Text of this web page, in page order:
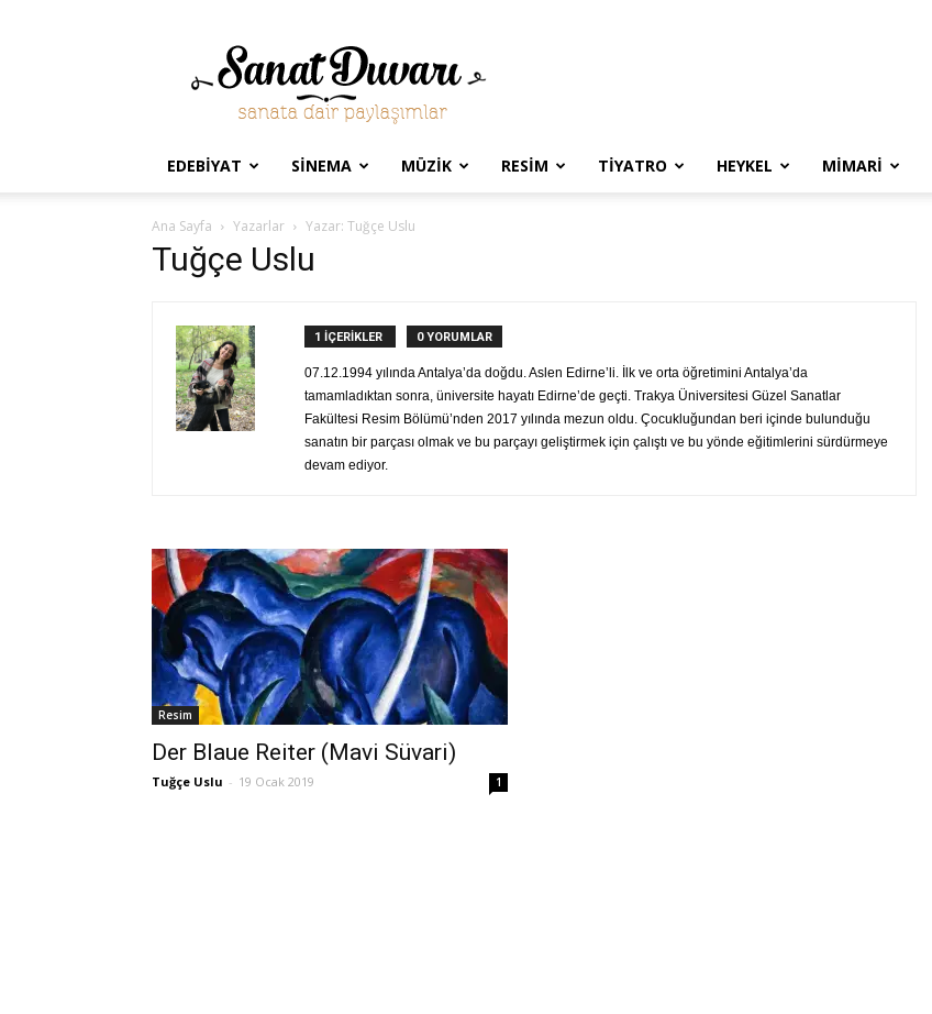
Sanat
Duvarı
EDEBIYAT SINEMA MÜZIK RESIM TIYATRO HEYKEL MIMARI
Ana Sayfa Yazarlar Yazar: Tuğçe Uslu
Tuğçe Uslu
1 İÇERİKLER 0 YORUMLAR
07.12.1994 yılında Antalya’da doğdu. Aslen Edirne’li. İlk ve orta öğretimini Antalya’da
tamamladıktan sonra, üniversite hayatı Edirne’de geçti. Trakya Üniversitesi Güzel Sanatlar
Fakültesi Resim Bölümü’nden 2017 yılında mezun oldu. Çocukluğundan beri içinde bulunduğu
sanatın bir parçası olmak ve bu parçayı geliştirmek için çalıştı ve bu yönde eğitimlerini sürdürmeye
devam ediyor.
Resim
Der Blaue Reiter (Mavi Süvari)
Tuğçe Uslu - 19 Ocak 2019 1